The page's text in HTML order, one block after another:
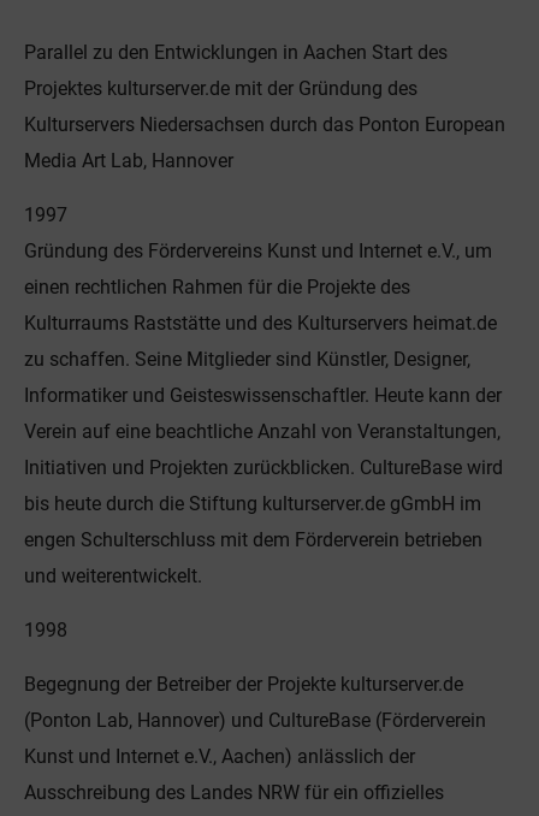
Parallel zu den Entwicklungen in Aachen Start des
Projektes kulturserver.de mit der Gründung des
Kulturservers Niedersachsen durch das Ponton European
Media Art Lab, Hannover
1997
Gründung des Fördervereins Kunst und Internet e.V., um
einen rechtlichen Rahmen für die Projekte des
Kulturraums Raststätte und des Kulturservers heimat.de
zu schaffen. Seine Mitglieder sind Künstler, Designer,
Informatiker und Geisteswissenschaftler. Heute kann der
Verein auf eine beachtliche Anzahl von Veranstaltungen,
Initiativen und Projekten zurückblicken. CultureBase wird
bis heute durch die Stiftung kulturserver.de gGmbH im
engen Schulterschluss mit dem Förderverein betrieben
und weiterentwickelt.
1998
Begegnung der Betreiber der Projekte kulturserver.de
(Ponton Lab, Hannover) und CultureBase (Förderverein
Kunst und Internet e.V., Aachen) anlässlich der
Ausschreibung des Landes NRW für ein offizielles